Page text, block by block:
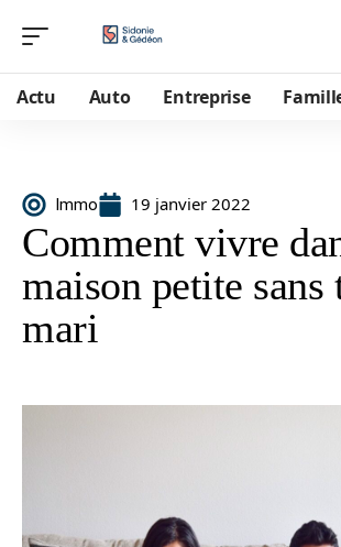
Actu Auto Entreprise
Immo 19 janvier 2022
Comment vivre
maison petite sans
mari